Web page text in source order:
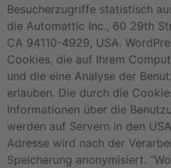
Besucherzugriffe statistisch
die Automattic Inc., 60 29th
CA 94110-4929, USA.
Cookies, die auf Ihrem
und die eine Analyse der
erlauben. Die durch die
Informationen über die
werden auf Servern in den
Adresse wird nach der
Speicherung anonymisiert.